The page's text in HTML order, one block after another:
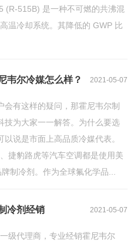
(R-515B) 是一种不可燃的共沸混
温冷却系统。其降低的 GWP 比
2021-05-07
韦尔冷媒怎么样？
有这样的疑问，那霍尼韦尔制
技为大家一一解答。为什么要选
说是市面上高品质冷媒代表。
捷豹路虎等汽车空调都是使用美
制冷剂。作为全球氟化学品...
2021-05-07
冷剂经销
级代理商，专业经销霍尼韦尔